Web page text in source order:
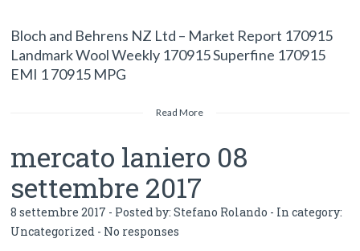
Bloch and Behrens NZ Ltd – Market Report 170915
Landmark Wool Weekly 170915 Superfine 170915
EMI 1 70915 MPG
Read More
mercato laniero 08
settembre 2017
8 settembre 2017 - Posted by:Stefano Rolando - In category:
Uncategorized - No responses